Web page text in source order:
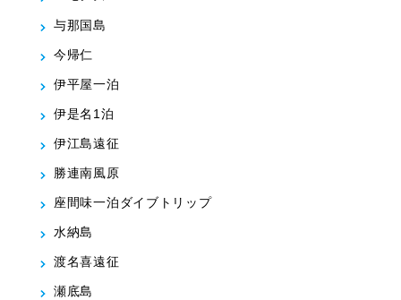
与那国島
今帰仁
伊平屋一泊
伊是名1泊
伊江島遠征
勝連南風原
座間味一泊ダイブトリップ
水納島
渡名喜遠征
瀬底島